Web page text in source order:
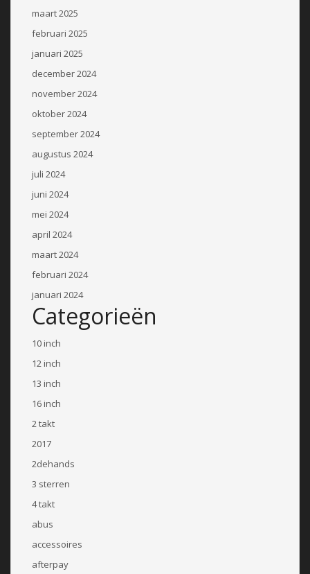
maart 2025
februari 2025
januari 2025
december 2024
november 2024
oktober 2024
september 2024
augustus 2024
juli 2024
juni 2024
mei 2024
april 2024
maart 2024
februari 2024
januari 2024
Categorieën
10 inch
12 inch
13 inch
16 inch
2 takt
2017
2dehands
3 sterren
4 takt
abus
accessoires
afterpay